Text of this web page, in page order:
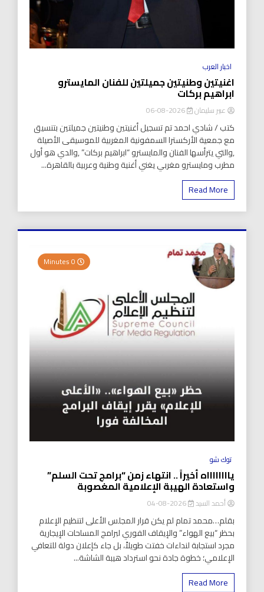
اخبار العرب
اغنيتين وطنيتين جميلتين للفنان المايسترو
ابراهيم بركات
عبير سليمان 2026-08-06
كتب / شادي احمد تم تسجيل أغنيتين وطنيتين جميلتين بتنسيق
مع جمعية الأركسترا السمفونية المغربية للموسيقى الأصيلة
,والتي يترأسها الفنان والمايسترو “ابراهيم بركات” ,والدي هو أول
مطرب ومايسترو مغربي يغني أغنية وطنية وعربية بالقاهرة...
Read More
توك شو
يااااااااه أخيراً .. انتهاء زمن “برامج تحت السلم”
واستعادة الهيبة الإعلامية المغصوبة
أحمد السيد 2026-08-04
بقلم…محمد تمام لم يكن قرار المجلس الأعلى لتنظيم الإعلام
بحظر “بيع الهواء” والإيقاف الفوري لبرامج المساحات الإيجارية
مجرد استجابة لنداءات خفتت طويلاً، بل جاء كإعلان دولة للتعافي
الإعلامي؛ خطوة جادة نحو استرداد هيبة الشاشة...
Read More